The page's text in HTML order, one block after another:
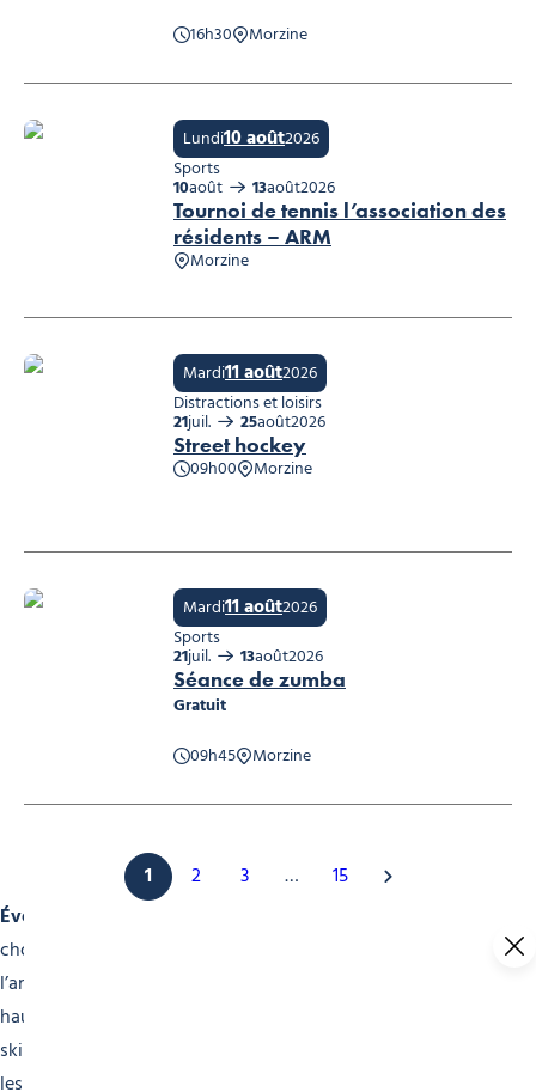
16h30
Morzine
Tournoi de tennis l’association des
résidents – ARM
Morzine
Lundi10 août2026
Sports
10août 13août2026
Street hockey
09h00 Morzine
Mardi11 août2026
Distractions et loisirs
21juil. 25août2026
Séance de zumba
Gratuit
09h45
Morzine
Mardi11 août2026
Sports
21juil. 13août2026
Séance de zumba, © Office de tourisme
1 2 3 …
15
Événements Sportifs
choix pour les passionnés de sport. Tout au long de
l’année, notre agenda regorge d’événements sportifs de
haut niveau. En hiver, ne manquez pas les compétitions de
ski et de snowboard. Le célèbre Rallye du Mont-Blanc pour
les amateurs de sport automobile. L’été, laissez-vous